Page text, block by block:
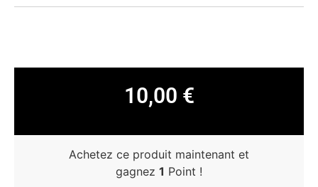
10,00 €
Achetez ce produit maintenant et
gagnez 1 Point !